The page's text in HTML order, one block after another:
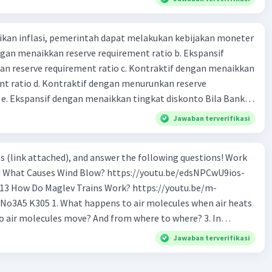
inflasi, pemerintah dapat melakukan kebijakan moneter
menaikkan reserve requirement ratio b. Ekspansif
reserve requirement ratio c. Kontraktif dengan menaikkan
ratio d. Kontraktif dengan menurunkan reserve
dengan menaikkan tingkat diskonto Bila Bank
kebijakan moneter ekspansif, ceteris paribus maka .... a.
di mana bentuk kurva jumlah uang beredar (penawaran
(penawaran uang) naik dari kiri bawah ke kanan atas
di mana bentuk kurva jumlah uang beredar
dari kiri bawah ke kanan atas d. Tingkat bunga turun di
jumlah uang beredar (penawaran uang) naik dari kiri bawah
bunga turun di mana bentuk kurva jumlah uang
fiskal kontraktif dilakukan
Jawaban terverifikasi
(link attached), and answer the following questions! Work
m-
air molecules when air heats
do cold air molecules sink? 5. What
track? 6. How to make Maglev trains run
Jawaban terverifikasi